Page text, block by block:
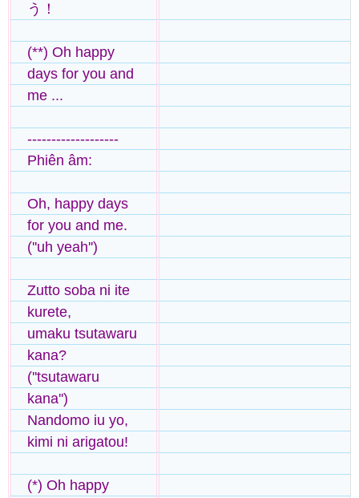
う！
(**) Oh happy
days for you and
me ...
-------------------
Phiên âm:
Oh, happy days
for you and me.
(''uh yeah'')
Zutto soba ni ite
kurete,
umaku tsutawaru
kana?
(''tsutawaru
kana'')
Nandomo iu yo,
kimi ni arigatou!
(*) Oh happy